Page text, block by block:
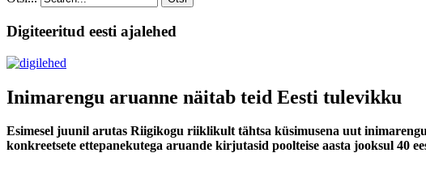
Digiteeritud eesti ajalehed
Inimarengu aruanne näitab teid Eesti tulevikku
Esimesel juunil arutas Riigikogu riiklikult tähtsa küsimusena uut
konkreetsete ettepanekutega aruande kirjutasid poolteise aasta jooksul 40